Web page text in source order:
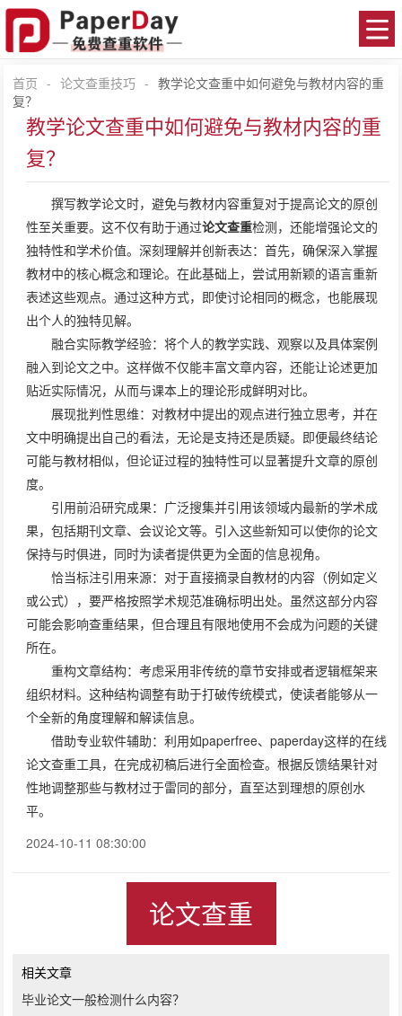
首页 - 论文查重技巧 - 教学论文查重中如何避免与教材内容的重
复？
教学论文查重中如何避免与教材内容的重
复？
撰写教学论文时，避免与教材内容重复对于提高论文的原创
性至关重要。这不仅有助于通过论文查重检测，还能增强论文的
独特性和学术价值。深刻理解并创新表达：首先，确保深入掌握
教材中的核心概念和理论。在此基础上，尝试用新颖的语言重新
表述这些观点。通过这种方式，即使讨论相同的概念，也能展现
出个人的独特见解。
融合实际教学经验：将个人的教学实践、观察以及具体案例
融入到论文之中。这样做不仅能丰富文章内容，还能让论述更加
贴近实际情况，从而与课本上的理论形成鲜明对比。
展现批判性思维：对教材中提出的观点进行独立思考，并在
文中明确提出自己的看法，无论是支持还是质疑。即便最终结论
可能与教材相似，但论证过程的独特性可以显著提升文章的原创
度。
引用前沿研究成果：广泛搜集并引用该领域内最新的学术成
果，包括期刊文章、会议论文等。引入这些新知可以使你的论文
保持与时俱进，同时为读者提供更为全面的信息视角。
恰当标注引用来源：对于直接摘录自教材的内容（例如定义
或公式），要严格按照学术规范准确标明出处。虽然这部分内容
可能会影响查重结果，但合理且有限地使用不会成为问题的关键
所在。
重构文章结构：考虑采用非传统的章节安排或者逻辑框架来
组织材料。这种结构调整有助于打破传统模式，使读者能够从一
个全新的角度理解和解读信息。
借助专业软件辅助：利用如paperfree、paperday这样的在线
论文查重工具，在完成初稿后进行全面检查。根据反馈结果针对
性地调整那些与教材过于雷同的部分，直至达到理想的原创水
平。
2024-10-11 08:30:00
论文查重
相关文章
毕业论文一般检测什么内容？